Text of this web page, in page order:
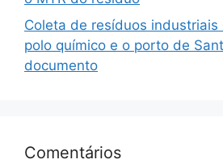
Coleta de resíduos
polo químico e o porto de
documento
Comentários